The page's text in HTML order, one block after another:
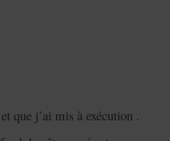
que j’ai mis à exécution .